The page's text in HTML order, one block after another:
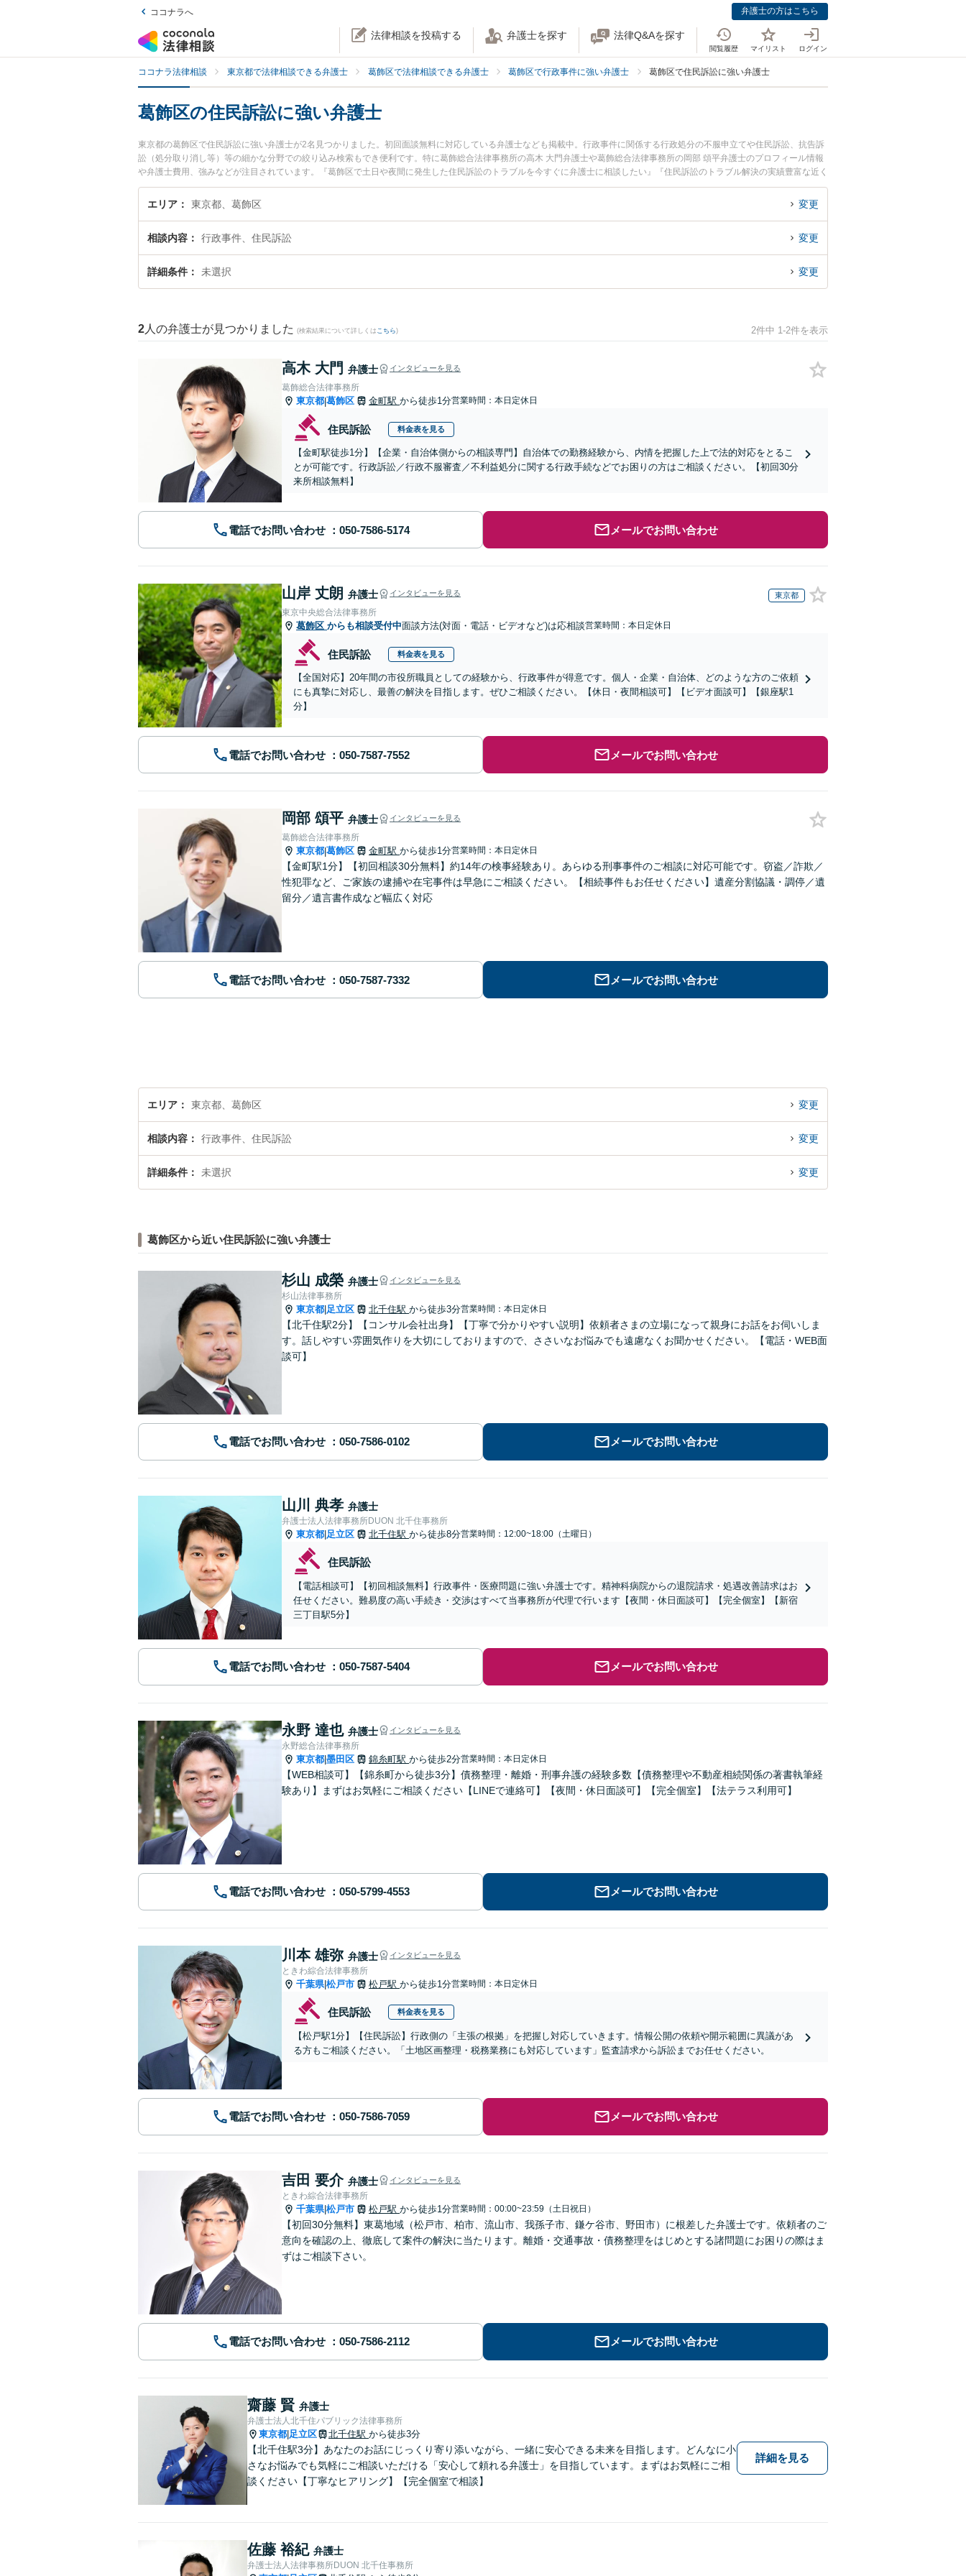
ココナラへ 弁護士の方はこちら
法律相談を投稿する 弁護士を探す 法律Q&Aを探す
閲覧履歴 マイリスト ログイン
ココナラ法律相談 東京都で法律相談できる弁護士 葛飾区で法律相談できる弁護士 葛飾区で行政事件に強い弁護士 葛飾区で住民訴訟に強い弁護士
葛飾区の住民訴訟に強い弁護士
東京都の葛飾区で住民訴訟に強い弁護士が2名見つかりました。初回面談無料に対応している弁護士なども掲載中。行政事件に関係する行政処分の不服申立てや住民訴訟、抗告訴
訟（処分取り消し等）等の細かな分野での絞り込み検索もでき便利です。特に葛飾総合法律事務所の高木 大門弁護士や葛飾総合法律事務所の岡部 頌平弁護士のプロフィール情報
や弁護士費用、強みなどが注目されています。『葛飾区で土日や夜間に発生した住民訴訟のトラブルを今すぐに弁護士に相談したい』『住民訴訟のトラブル解決の実績豊富な近く
の弁護士を検索したい』『初回相談無料で住民訴訟を法律相談できる葛飾区内の弁護士に相談予約したい』などでお困りの相談者さんにおすすめです。
エリア 東京都、葛飾区 変更
相談内容 行政事件、住民訴訟 変更
詳細条件 未選択 変更
2 人の弁護士が見つかりました (検索結果について詳しくは こちら) 2件中 1-2件を表示
高木 大門 弁護士 インタビューを見る
葛飾総合法律事務所
東京都|葛飾区 金町駅 から徒歩1分営業時間：本日定休日
住民訴訟 料金表を見る
【金町駅徒歩1分】【企業・自治体側からの相談専門】自治体での勤務経験から、内情を把握した上で法的対応をとるこ
とが可能です。行政訴訟／行政不服審査／不利益処分に関する行政手続などでお困りの方はご相談ください。【初回30分
来所相談無料】
電話でお問い合わせ メールでお問い合わせ
山岸 丈朗 弁護士 インタビューを見る 東京都
東京中央総合法律事務所
葛飾区 からも相談受付中面談方法(対面・電話・ビデオなど)は応相談営業時間：本日定休日
住民訴訟 料金表を見る
【全国対応】20年間の市役所職員としての経験から、行政事件が得意です。個人・企業・自治体、どのような方のご依頼
にも真摯に対応し、最善の解決を目指します。ぜひご相談ください。【休日・夜間相談可】【ビデオ面談可】【銀座駅1
分】
電話でお問い合わせ メールでお問い合わせ
岡部 頌平 弁護士 インタビューを見る
葛飾総合法律事務所
東京都|葛飾区 金町駅 から徒歩1分営業時間：本日定休日
【金町駅1分】【初回相談30分無料】約14年の検事経験あり。あらゆる刑事事件のご相談に対応可能です。窃盗／詐欺／
性犯罪など、ご家族の逮捕や在宅事件は早急にご相談ください。【相続事件もお任せください】遺産分割協議・調停／遺
留分／遺言書作成など幅広く対応
電話でお問い合わせ メールでお問い合わせ
エリア 東京都、葛飾区 変更
相談内容 行政事件、住民訴訟 変更
詳細条件 未選択 変更
葛飾区から近い住民訴訟に強い弁護士
杉山 成榮 弁護士 インタビューを見る
杉山法律事務所
東京都 足立区 北千住駅 から徒歩3分営業時間：本日定休日
【北千住駅2分】【コンサル会社出身】【丁寧で分かりやすい説明】依頼者さまの立場になって親身にお話をお伺いしま
す。話しやすい雰囲気作りを大切にしておりますので、ささいなお悩みでも遠慮なくお聞かせください。【電話・WEB面
談可】
電話でお問い合わせ メールでお問い合わせ
山川 典孝 弁護士
弁護士法人法律事務所DUON 北千住事務所
東京都 足立区 北千住駅 から徒歩8分営業時間：12:00~18:00（土曜日）
住民訴訟
【電話相談可】【初回相談無料】行政事件・医療問題に強い弁護士です。精神科病院からの退院請求・処遇改善請求はお
任せください。難易度の高い手続き・交渉はすべて当事務所が代理で行います【夜間・休日面談可】【完全個室】【新宿
三丁目駅5分】
電話でお問い合わせ メールでお問い合わせ
永野 達也 弁護士 インタビューを見る
永野総合法律事務所
東京都 墨田区 錦糸町駅 から徒歩2分営業時間：本日定休日
【WEB相談可】【錦糸町から徒歩3分】債務整理・離婚・刑事弁護の経験多数【債務整理や不動産相続関係の著書執筆経
験あり】まずはお気軽にご相談ください【LINEで連絡可】【夜間・休日面談可】【完全個室】【法テラス利用可】
電話でお問い合わせ メールでお問い合わせ
川本 雄弥 弁護士 インタビューを見る
ときわ綜合法律事務所
千葉県|松戸市 松戸駅 から徒歩1分営業時間：本日定休日
住民訴訟 料金表を見る
【松戸駅1分】【住民訴訟】行政側の「主張の根拠」を把握し対応していきます。情報公開の依頼や開示範囲に異議があ
る方もご相談ください。「土地区画整理・税務業務にも対応しています」監査請求から訴訟までお任せください。
電話でお問い合わせ メールでお問い合わせ
吉田 要介 弁護士 インタビューを見る
ときわ綜合法律事務所
千葉県|松戸市 松戸駅 から徒歩1分営業時間：00:00~23:59（土日祝日）
【初回30分無料】東葛地域（松戸市、柏市、流山市、我孫子市、鎌ケ谷市、野田市）に根差した弁護士です。依頼者のご
意向を確認の上、徹底して案件の解決に当たります。離婚・交通事故・債務整理をはじめとする諸問題にお困りの際はま
ずはご相談下さい。
電話でお問い合わせ メールでお問い合わせ
齋藤 賢 弁護士
弁護士法人北千住パブリック法律事務所
東京都 足立区 北千住駅 から徒歩3分
【北千住駅3分】あなたのお話にじっくり寄り添いながら、一緒に安心できる未来を目指します。どんなに小
さなお悩みでも気軽にご相談いただける「安心して頼れる弁護士」を目指しています。まずはお気軽にご相
談ください【丁寧なヒアリング】【完全個室で相談】
詳細を見る
佐藤 裕紀 弁護士
弁護士法人法律事務所DUON 北千住事務所